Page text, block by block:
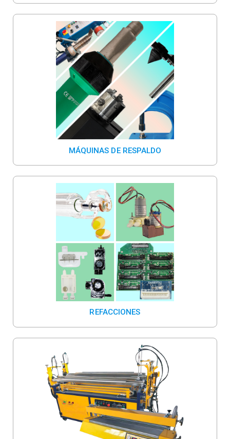
MÁQUINAS DE RESPALDO
REFACCIONES